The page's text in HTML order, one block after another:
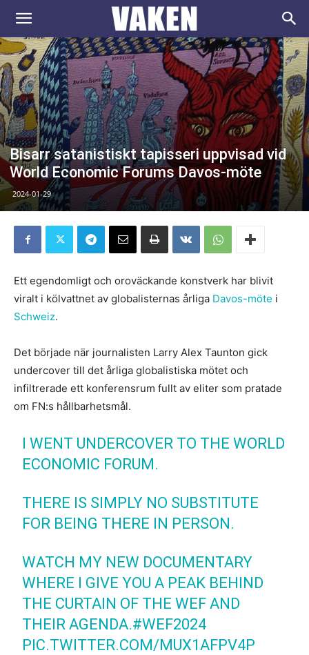
VAKEN.se
Bisarr satanistiskt tapisseri uppvisad vid
World Economic Forums Davos-möte
2024-01-29
Ett egendomligt och oroväckande konstverk har blivit
viralt i kölvattnet av globalisternas årliga Davos-möte i
Schweiz.
Det började när journalisten Larry Alex Taunton gick
undercover till det årliga globalistiska mötet och
infiltrerade ett konferensrum fullt av eliter som pratade
om FN:s hållbarhetsmål.
I WENT UNDERCOVER TO THE WORLD
ECONOMIC FORUM.
THERE IS SIMPLY NO SUBSTITUTE
FOR BEING THERE IN PERSON.
WATCH MY NEW DOCUMENTARY
WHERE I GIVE YOU A PEAK BEHIND
THE CURTAIN OF THE WEF AND
THEIR AGENDA.#WEF2024
PIC.TWITTER.COM/MUX1AFPV4P